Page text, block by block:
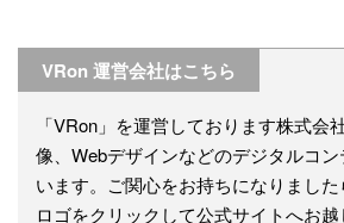
VRon 運営会社はこちら
「VRon」を運営しております株式会
像、Webデザインなどのデジタルコ
います。ご関心をお持ちになりまし
ロゴをクリックして公式サイトへお越